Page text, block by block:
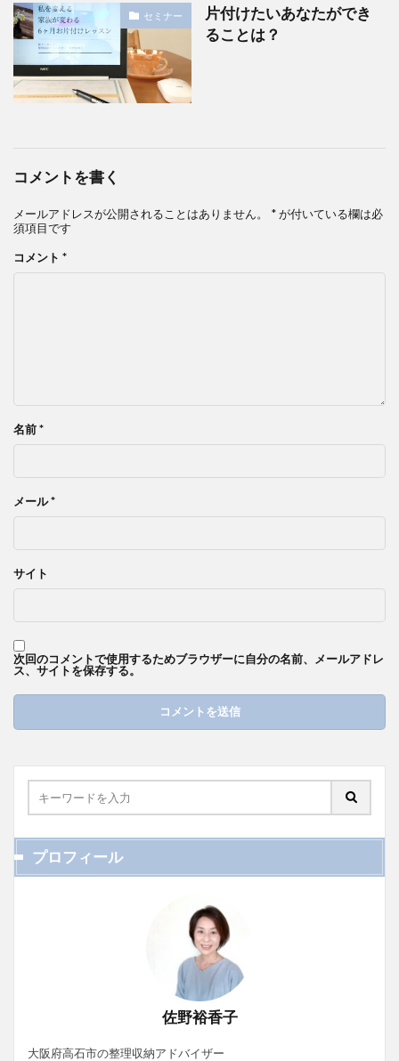
セミナー
片付けたいあなたができ
ることは？
コメントを書く
メールアドレスが公開されることはありません。 *が付いている欄は必
須項目です
コメント *
名前*
メール*
サイト
次回のコメントで使用するためブラウザーに自分の名前、メールアドレ
ス、サイトを保存する。
プロフィール
佐野裕香子
大阪府高石市の整理収納アドバイザー